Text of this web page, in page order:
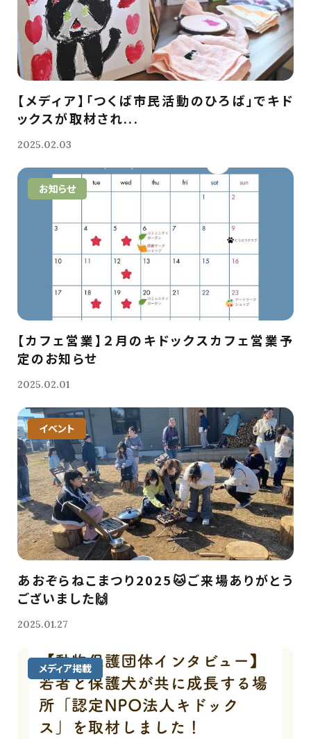
【メディア】「つくば市民活動のひろば」でキド
ックスが取材され...
2025.02.03
お知らせ
【カフェ営業】２月のキドックスカフェ営業予
定のお知らせ
2025.02.01
イベント
あおぞらねこまつり2025🐱ご来場ありがとう
ございました🙌
2025.01.27
メディア掲載